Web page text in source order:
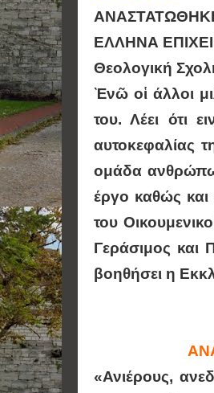
ΕΛΛΗΝΑ
Θεολογική
Ὲνῶ οἱ άλλοι
του. Λέει ότι
αυτοκεφαλίας
ομάδα
έργο καθώς και
του
Γεράσιμος και
βοηθήσει η
«Ανιέρους,